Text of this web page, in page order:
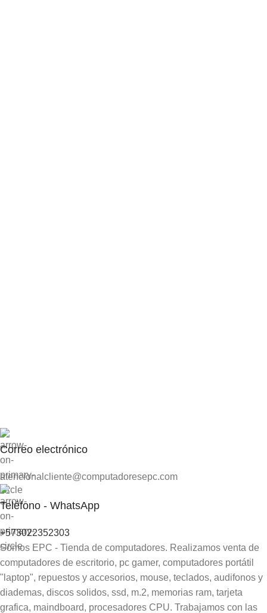
Correo electrónico
atencionalcliente@computadoresepc.com
Teléfono - WhatsApp
+573022352303
Somos EPC - Tienda de computadores. Realizamos venta de
computadores de escritorio, pc gamer, computadores portátil
"laptop", repuestos y accesorios, mouse, teclados, audifonos y
diademas, discos solidos, ssd, m.2, memorias ram, tarjeta
grafica, maindboard, procesadores CPU. Trabajamos con las